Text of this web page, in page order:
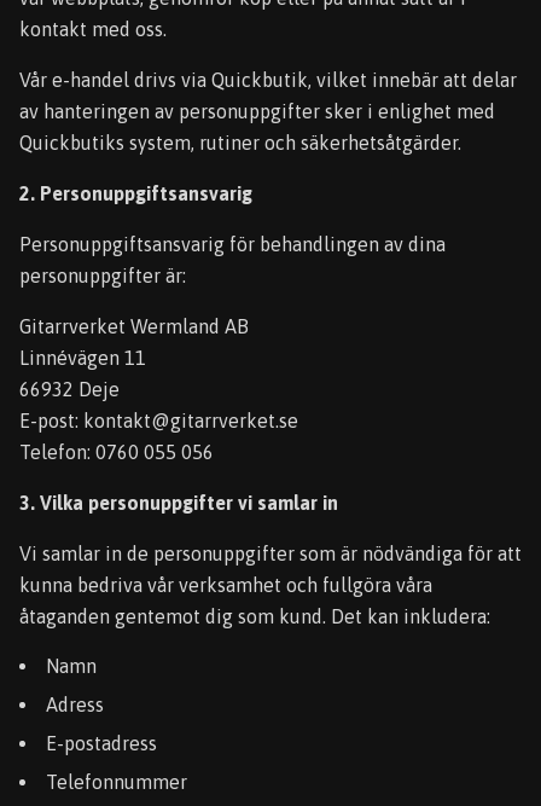
kontakt med oss.
Vår e-handel drivs via Quickbutik, vilket innebär att delar
av hanteringen av personuppgifter sker i enlighet med
Quickbutiks system, rutiner och säkerhetsåtgärder.
2. Personuppgiftsansvarig
Personuppgiftsansvarig för behandlingen av dina
personuppgifter är:
Gitarrverket Wermland AB
Linnévägen 11
66932 Deje
E-post: kontakt@gitarrverket.se
Telefon: 0760 055 056
3. Vilka personuppgifter vi samlar in
Vi samlar in de personuppgifter som är nödvändiga för att
kunna bedriva vår verksamhet och fullgöra våra
åtaganden gentemot dig som kund. Det kan inkludera:
Namn
Adress
E-postadress
Telefonnummer